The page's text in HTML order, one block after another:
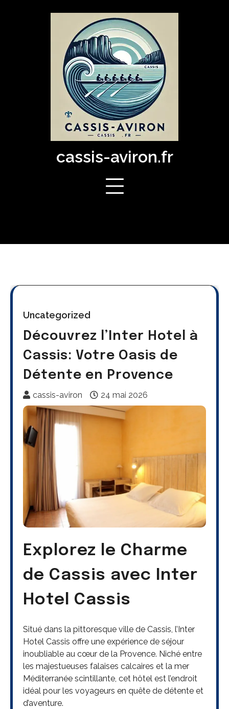
cassis-aviron.fr
Uncategorized
Découvrez l’Inter Hotel à
Cassis: Votre Oasis de
Détente en Provence
cassis-aviron 24 mai 2026
Explorez le Charme
de Cassis avec Inter
Hotel Cassis
Situé dans la pittoresque ville de Cassis, l’Inter
Hotel Cassis offre une expérience de séjour
inoubliable au cœur de la Provence. Niché entre
les majestueuses falaises calcaires et la mer
Méditerranée scintillante, cet hôtel est l’endroit
idéal pour les voyageurs en quête de détente et
d’aventure.